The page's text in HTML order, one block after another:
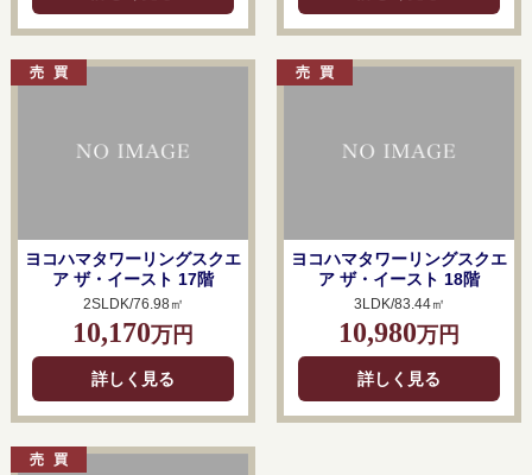
ヨコハマタワーリングスクエ
ア ザ・イースト 17階
2SLDK/76.98㎡
10,170万円
詳しく見る
ヨコハマタワーリングスクエ
ア ザ・イースト 18階
3LDK/83.44㎡
10,980万円
詳しく見る